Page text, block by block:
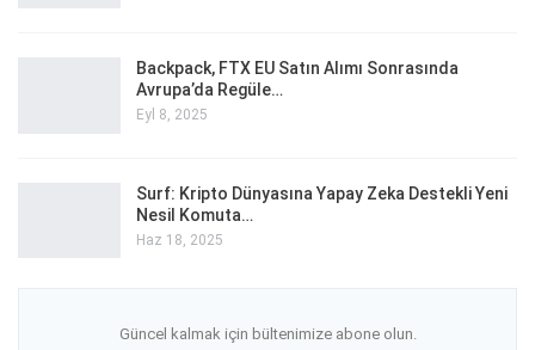
Backpack, FTX EU Satın Alımı Sonrasında
Avrupa’da Regüle…
Eyl 8, 2025
Surf: Kripto Dünyasına Yapay Zeka Destekli Yeni
Nesil Komuta…
Haz 18, 2025
Güncel kalmak için bültenimize abone olun.